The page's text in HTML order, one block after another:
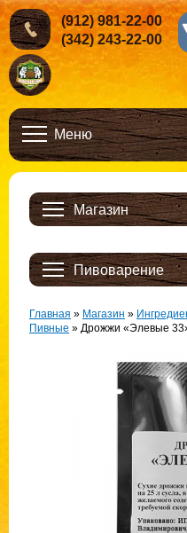
(912) 981-22-00
(342) 243-22-00
Меню
Магазин
Пивоварение
Главная » Магазин »
Пивные » Дрожжи «Элевые